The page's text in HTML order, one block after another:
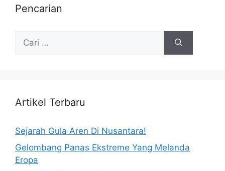
Pencarian
Artikel Terbaru
Sejarah Gula Aren Di Nusantara!
Gelombang Panas Ekstreme Yang Melanda
Eropa